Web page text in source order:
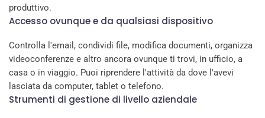
produttivo.
Accesso ovunque e da qualsiasi dispositivo
Controlla l'email, condividi file, modifica documenti, organizza
videoconferenze e altro ancora ovunque ti trovi, in ufficio, a
casa o in viaggio. Puoi riprendere l'attività da dove l'avevi
lasciata da computer, tablet o telefono.
Strumenti di gestione di livello aziendale